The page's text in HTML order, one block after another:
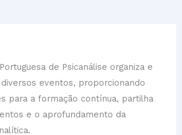
de Psicanálise organiza e
eventos, proporcionando
para a formação contínua, partilha
e o aprofundamento da